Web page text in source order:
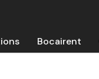
Bocairent